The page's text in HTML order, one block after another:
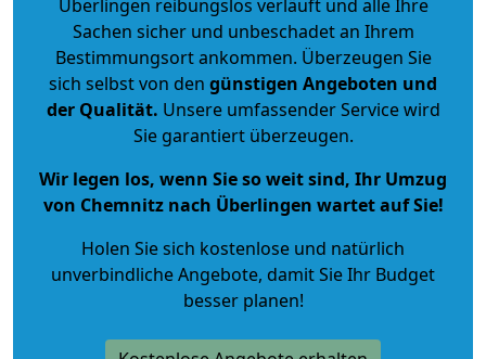
Überlingen reibungslos verläuft und alle Ihre
Sachen sicher und unbeschadet an Ihrem
Bestimmungsort ankommen. Überzeugen Sie
sich selbst von den günstigen Angeboten und
der Qualität. Unsere umfassender Service wird
Sie garantiert überzeugen.
Wir legen los, wenn Sie so weit sind, Ihr Umzug
von Chemnitz nach Überlingen wartet auf Sie!
Holen Sie sich kostenlose und natürlich
unverbindliche Angebote, damit Sie Ihr Budget
besser planen!